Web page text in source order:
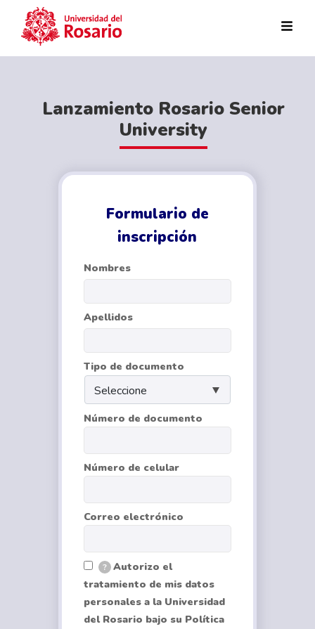
Lanzamiento Rosario Senior
University​
Formulario de
inscripción
Nombres
Apellidos
Tipo de documento
Número de documento
Número de celular
Correo electrónico
? Autorizo el
tratamiento de mis datos
personales a la Universidad
del Rosario bajo su Política